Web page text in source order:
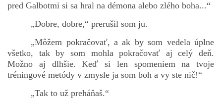
pred Galbotmi si sa hral na démona alebo zlého boha...“
„Dobre, dobre,“ prerušil som ju.
„Môžem pokračovať, a ak by som vedela úplne
všetko, tak by som mohla pokračovať aj celý deň.
Možno aj dlhšie. Keď si len spomeniem na tvoje
tréningové metódy v zmysle ja som boh a vy ste nič!“
„Tak to už preháňaš.“